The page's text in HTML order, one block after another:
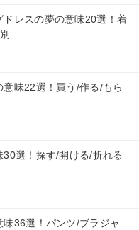
ドレスの夢の意味20選！着
意味22選！買う/作る/もら
30選！探す/開ける/折れる
味36選！パンツ/ブラジャ